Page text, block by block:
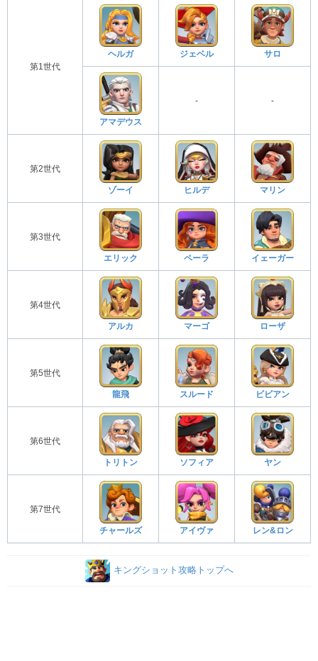
第1世代
ヘルガ ジェベル サロ
アマデウス
- -
第2世代
ゾーイ ヒルデ マリン
第3世代
エリック ペーラ イェーガー
第4世代
アルカ マーゴ ローザ
第5世代
龍飛 スルード ビビアン
第6世代
トリトン ソフィア ヤン
第7世代
チャールズ アイヴァ レン&ロン
キングショット攻略トップへ